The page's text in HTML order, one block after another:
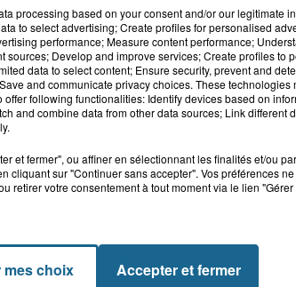
L'info locale de
processing based on your consent and/or our legitimate
to select advertising; Create profiles for personalised
performance; Measure content performance;
sources; Develop and improve services; Create profiles to
data to select content; Ensure security, prevent and
and communicate privacy choices. These technologies
following functionalities: Identify devices based on
and combine data from other data sources; Link different
et fermer", ou affiner en sélectionnant les finalités et/ou
cliquant sur "Continuer sans accepter". Vos préférences
retirer votre consentement à tout moment via le lien
mes choix Accepter et fermer